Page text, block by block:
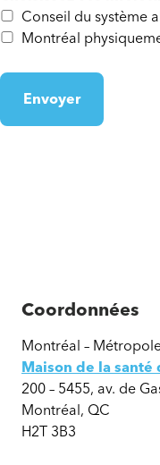
Conseil du système
Montréal
Envoyer
Coordonnées
Montréal –
Maison de la santé
200 – 5455, av. de
Montréal, QC
H2T 3B3